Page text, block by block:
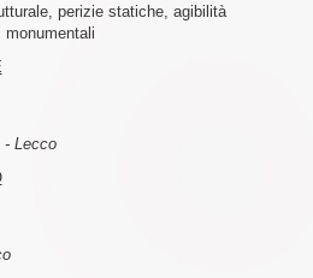
perizie statiche, agibilità
- Lecco